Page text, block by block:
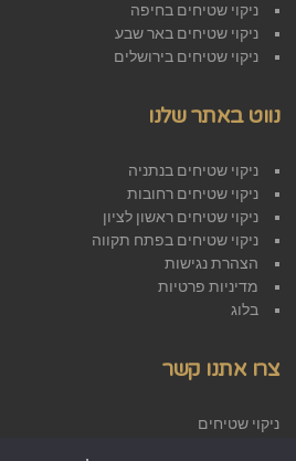
ניקוי שטיחים בחיפה
ניקוי שטיחים באר שבע
ניקוי שטיחים בירושלים
נווט באתר שלנו
ניקוי שטיחים בנתניה
ניקוי שטיחים רחובות
ניקוי שטיחים ראשון לציון
ניקוי שטיחים בפתח תקווה
הצהרת נגישות
מדיניות פרטיות
בלוג
צרו אתנו קשר
ניקוי שטיחים